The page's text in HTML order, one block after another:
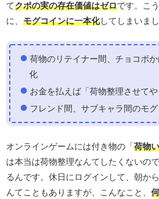
てクポの実の存在価値はゼロです。こ
に、 モグコインに一本化してしまいまし
荷物のリテイナー間、チョコボ
化
お金を払えば「荷物整理させて
フレンド間、サブキャラ間のモ
オンラインゲームには付き物の「荷物
は本当は荷物整理なんてしたくないの
るんです。休日にログインして、朝か
んてこともありますが、こんなこと、